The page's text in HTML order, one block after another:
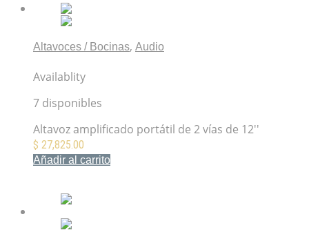
Altavoces / Bocinas, Audio
Availablity
7 disponibles
Altavoz amplificado portátil de 2 vías de 12''
$ 27,825.00
Añadir al carrito